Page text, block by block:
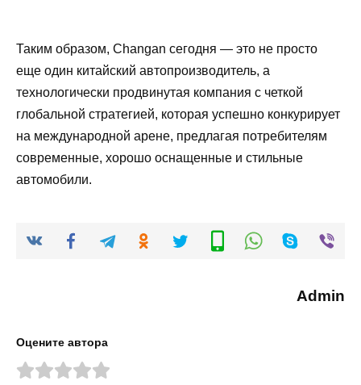
Таким образом, Changan сегодня — это не просто
еще один китайский автопроизводитель, а
технологически продвинутая компания с четкой
глобальной стратегией, которая успешно конкурирует
на международной арене, предлагая потребителям
современные, хорошо оснащенные и стильные
автомобили.
Admin
Оцените автора